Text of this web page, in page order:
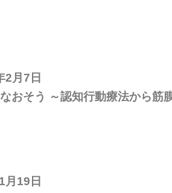
月7日
おそう ～認知行動療法から筋
19日